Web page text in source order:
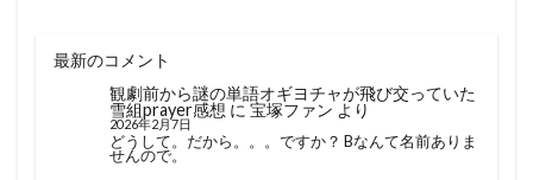
最新のコメント
観劇前から謎の単語オギヨチャが飛び交っていた
雪組prayer感想 に 宝塚ファン より
2026年2月7日
どうして。だから。。。ですか？ Bなんて名前ありま
せんので。